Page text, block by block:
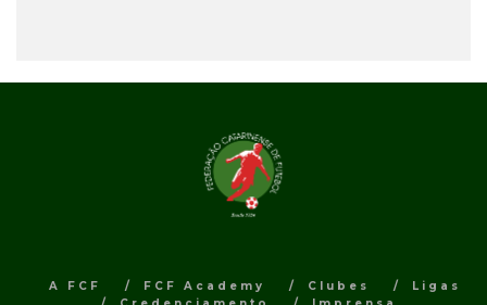
A FCF FCF Academy Clubes
Ligas